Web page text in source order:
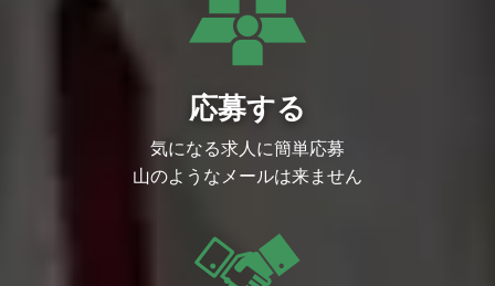
応募する
気になる求人に簡単応募
山のようなメールは来ません